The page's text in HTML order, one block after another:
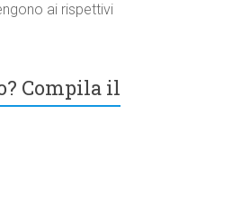
ai rispettivi
Compila il